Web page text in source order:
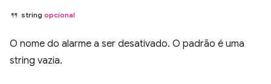
string opcional
O nome do alarme a ser desativado. O padrão é uma
string vazia.